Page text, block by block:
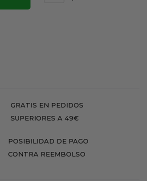
GRATIS EN PEDIDOS
SUPERIORES A 49€
POSIBILIDAD DE PAGO
CONTRA REEMBOLSO